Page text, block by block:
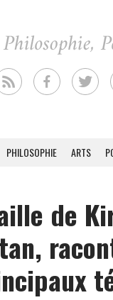
PHILOSOPHIE ARTS
de